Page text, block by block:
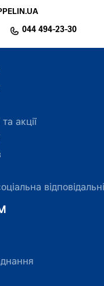
044 494-23-30
акції